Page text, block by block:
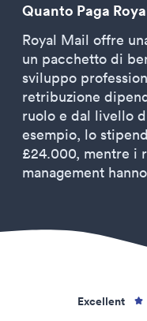
Quanto Paga
Royal Mail offre
un pacchetto di
sviluppo
retribuzione
ruolo e dal livello
esempio, lo
£24.000, mentre i
management
Excellent